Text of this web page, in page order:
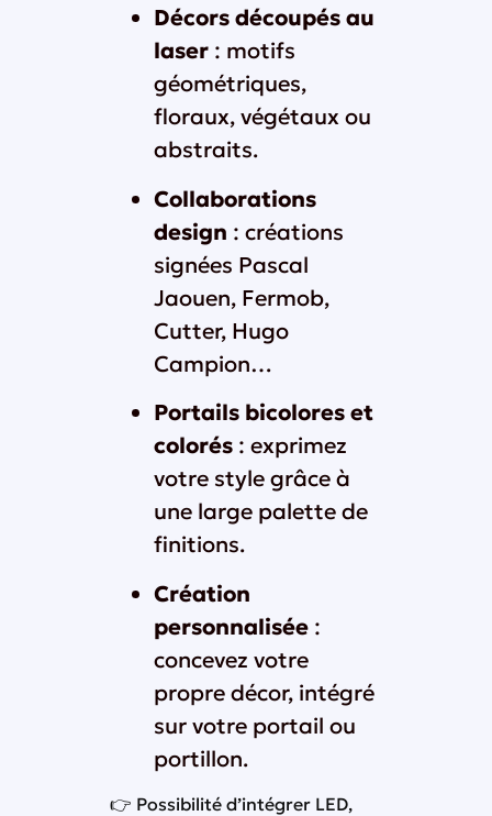
Décors découpés au
laser : motifs
géométriques,
floraux, végétaux ou
abstraits.
Collaborations
design : créations
signées Pascal
Jaouen, Fermob,
Cutter, Hugo
Campion…
Portails bicolores et
colorés : exprimez
votre style grâce à
une large palette de
finitions.
Création
personnalisée :
concevez votre
propre décor, intégré
sur votre portail ou
portillon.
👉 Possibilité d’intégrer LED,